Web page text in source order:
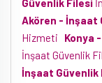
Güvenlik Filesi
Akören - İnşaat
Hizmeti
Konya
İnşaat Güvenlik
İnşaat Güvenlik